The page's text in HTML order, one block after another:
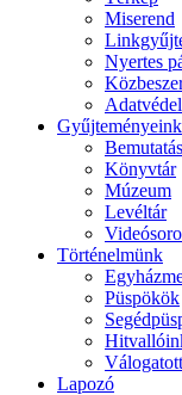
Miserend
Nyertes
Gyűjteményeink
Bemutatás
Könyvtár
Múzeum
Levéltár
Történelmünk
Püspökök
Lapozó